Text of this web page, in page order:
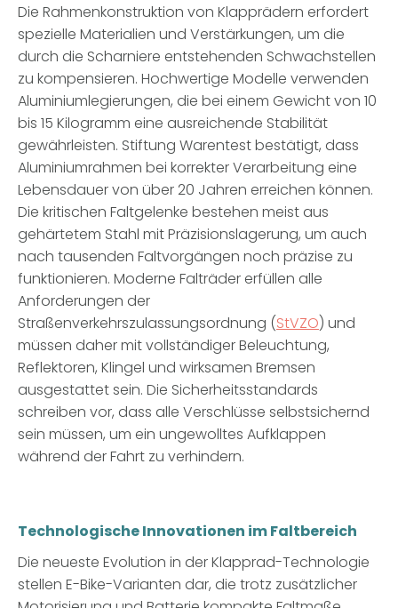
Die Rahmenkonstruktion von Klapprädern erfordert
spezielle Materialien und Verstärkungen, um die
durch die Scharniere entstehenden Schwachstellen
zu kompensieren. Hochwertige Modelle verwenden
Aluminiumlegierungen, die bei einem Gewicht von 10
bis 15 Kilogramm eine ausreichende Stabilität
gewährleisten. Stiftung Warentest bestätigt, dass
Aluminiumrahmen bei korrekter Verarbeitung eine
Lebensdauer von über 20 Jahren erreichen können.
Die kritischen Faltgelenke bestehen meist aus
gehärtetem Stahl mit Präzisionslagerung, um auch
nach tausenden Faltvorgängen noch präzise zu
funktionieren. Moderne Falträder erfüllen alle
Anforderungen der
Straßenverkehrszulassungsordnung (StVZO) und
müssen daher mit vollständiger Beleuchtung,
Reflektoren, Klingel und wirksamen Bremsen
ausgestattet sein. Die Sicherheitsstandards
schreiben vor, dass alle Verschlüsse selbstsichernd
sein müssen, um ein ungewolltes Aufklappen
während der Fahrt zu verhindern.
Technologische Innovationen im Faltbereich
Die neueste Evolution in der Klapprad-Technologie
stellen E-Bike-Varianten dar, die trotz zusätzlicher